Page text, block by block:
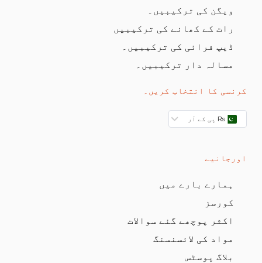
ویگن کی ترکیبیں۔
رات کے کھانے کی ترکیبیں
ڈیپ فرائی کی ترکیبیں۔
مسالہ دار ترکیبیں۔
کرنسی کا انتخاب کریں۔
₨ پی کے آر
اورجانیے
ہمارے بارے میں
کورسز
اکثر پوچھے گئے سوالات
مواد کی لائسنسنگ
بلاگ پوسٹس